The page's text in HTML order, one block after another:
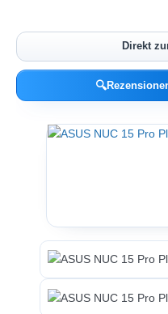
Direkt
🔍